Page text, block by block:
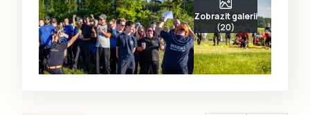
Zobrazit galerii
(20)